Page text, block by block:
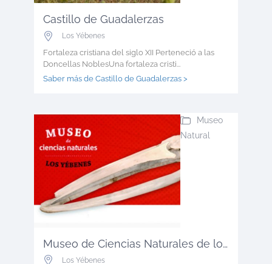
Castillo de Guadalerzas
Los Yébenes
Fortaleza cristiana del siglo XII Perteneció a las
Doncellas NoblesUna fortaleza cristi...
Saber más de Castillo de Guadalerzas >
Museo de Ciencias Naturales de los Y...
Los Yébenes
Museo
Natural